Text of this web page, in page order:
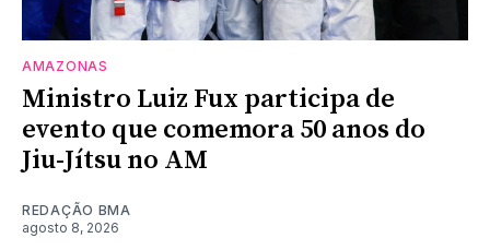
AMAZONAS
Ministro Luiz Fux participa de
evento que comemora 50 anos do
Jiu-Jítsu no AM
REDAÇÃO BMA
agosto 8, 2026